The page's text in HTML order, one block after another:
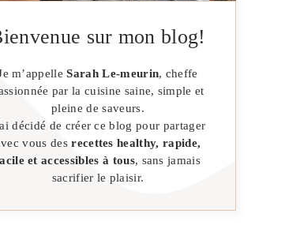
sur mon blog!
m’appelleSarah Le-meurin, cheffe
par la cuisine saine, simple et
pleine de saveurs.
décidé de créer ce blog pour partager
vous desrecettes healthy, rapide,
et accessibles à tous, sans jamais
sacrifier le plaisir.